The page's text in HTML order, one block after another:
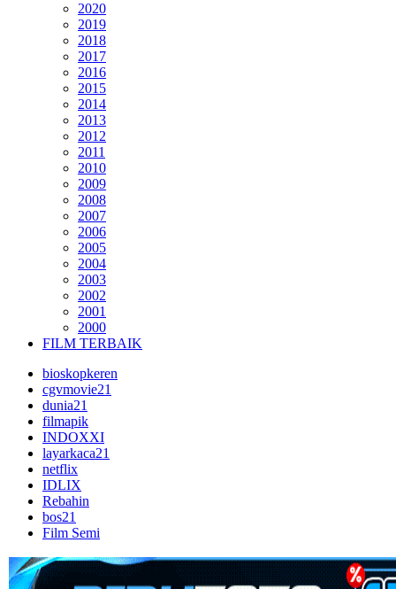
2020
2019
2018
2017
2016
2015
2014
2013
2012
2011
2010
2009
2008
2007
2006
2005
2004
2003
2002
2001
2000
FILM TERBAIK
bioskopkeren
cgvmovie21
dunia21
filmapik
INDOXXI
layarkaca21
netflix
IDLIX
Rebahin
bos21
Film Semi